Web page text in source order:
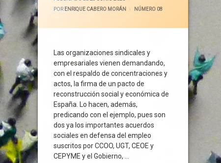
POR ENRIQUE CABERO MORÁN CATEGORÍAS:
NÚMERO 08
Las organizaciones sindicales y
empresariales vienen demandando,
con el respaldo de concentraciones y
actos, la firma de un pacto de
reconstrucción social y económica de
España. Lo hacen, además,
predicando con el ejemplo, pues son
dos ya los importantes acuerdos
sociales en defensa del empleo
suscritos por CCOO, UGT, CEOE y
CEPYME y el Gobierno, …
CEPYME
Concentraciones
Congreso
Cotización
Crisis Sanitaria
Diálogo Social
Directiva Europea
Empleo
ERTE